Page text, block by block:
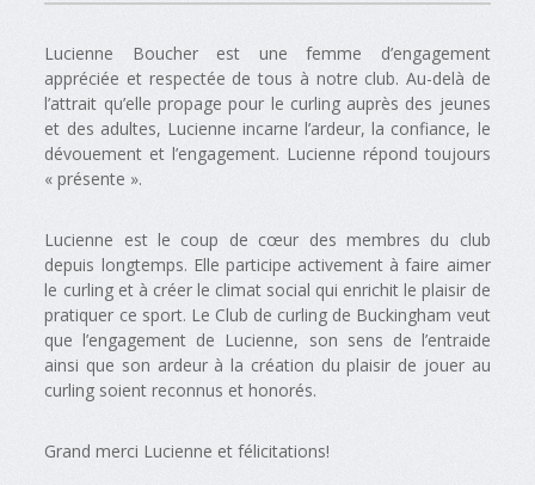
Lucienne Boucher est une femme d’engagement
appréciée et respectée de tous à notre club. Au-delà de
l’attrait qu’elle propage pour le curling auprès des jeunes
et des adultes, Lucienne incarne l’ardeur, la confiance, le
dévouement et l’engagement. Lucienne répond toujours
« présente ».
Lucienne est le coup de cœur des membres du club
depuis longtemps. Elle participe activement à faire aimer
le curling et à créer le climat social qui enrichit le plaisir de
pratiquer ce sport. Le Club de curling de Buckingham veut
que l’engagement de Lucienne, son sens de l’entraide
ainsi que son ardeur à la création du plaisir de jouer au
curling soient reconnus et honorés.
Grand merci Lucienne et félicitations!